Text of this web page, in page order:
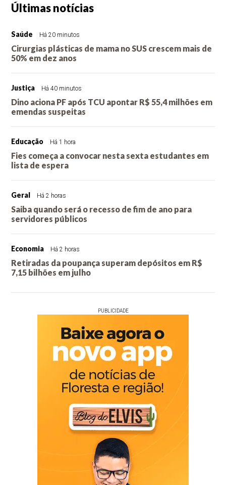
Últimas notícias
Saúde Há 20 minutos
Cirurgias plásticas de mama no SUS crescem mais de
50% em dez anos
Justiça Há 40 minutos
Dino aciona PF após TCU apontar R$ 55,4 milhões em
emendas suspeitas
Educação Há 1 hora
Fies começa a convocar nesta sexta estudantes em
lista de espera
Geral Há 2 horas
Saiba quando será o recesso de fim de ano para
servidores públicos
Economia Há 2 horas
Retiradas da poupança superam depósitos em R$
7,15 bilhões em julho
PUBLICIDADE